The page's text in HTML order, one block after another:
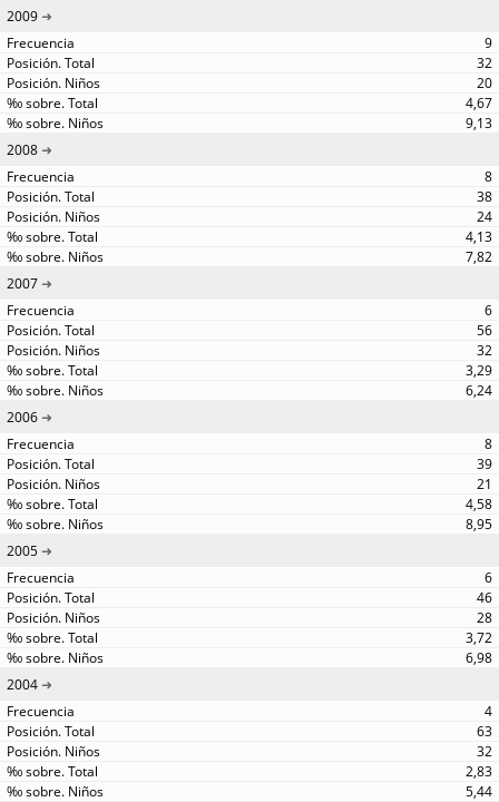
2009
9
32
20
4,67
9,13
2008
8
38
24
4,13
7,82
2007
6
56
32
3,29
6,24
2006
8
39
21
4,58
8,95
2005
6
46
28
3,72
6,98
2004
4
63
32
2,83
5,44